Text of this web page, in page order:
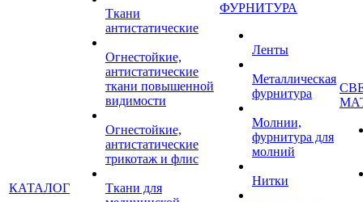
КАТАЛОГ
Ткани
антистатические
Огнестойкие,
антистатические
ткани повышенной
видимости
Огнестойкие,
антистатические
трикотаж и флис
Ткани для
ФУРНИТУРА
Ленты
Металлическая
фурнитура
Молнии,
фурнитура для
молний
Нитки